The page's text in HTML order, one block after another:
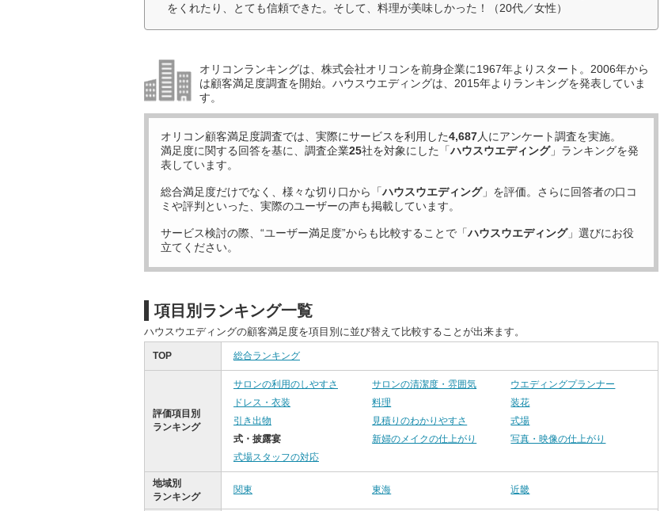
をくれたり、とても信頼できた。そして、料理が美味しかった！（20代／女性）
オリコンランキングは、株式会社オリコンを前身企業に1967年よりスタート。2006年から
は顧客満足度調査を開始。ハウスウエディングは、2015年よりランキングを発表していま
す。
オリコン顧客満足度調査では、実際にサービスを利用した4,687人にアンケート調査を実施。
満足度に関する回答を基に、調査企業25社を対象にした「ハウスウエディング」ランキングを発
表しています。
総合満足度だけでなく、様々な切り口から「ハウスウエディング」を評価。さらに回答者の口コ
ミや評判といった、実際のユーザーの声も掲載しています。
サービス検討の際、“ユーザー満足度”からも比較することで「ハウスウエディング」選びにお役
立てください。
項目別ランキング一覧
ハウスウエディングの顧客満足度を項目別に並び替えて比較することが出来ます。
TOP 総合ランキング
評価項目別
ランキング
サロンの利用のしやすさ サロンの清潔度・雰囲気
ウエディングプランナー
ドレス・衣装
料理
装花
引き出物
見積りのわかりやすさ
式場
式・披露宴
新婦のメイクの仕上がり
写真・映像の仕上がり
式場スタッフの対応
地域別
ランキング
関東 東海 近畿